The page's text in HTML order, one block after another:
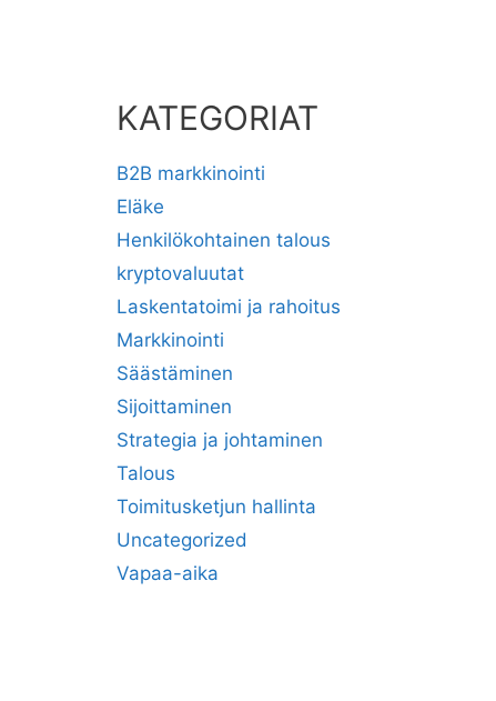
KATEGORIAT
B2B markkinointi
Eläke
Henkilökohtainen talous
kryptovaluutat
Laskentatoimi ja rahoitus
Markkinointi
Säästäminen
Sijoittaminen
Strategia ja johtaminen
Talous
Toimitusketjun hallinta
Uncategorized
Vapaa-aika